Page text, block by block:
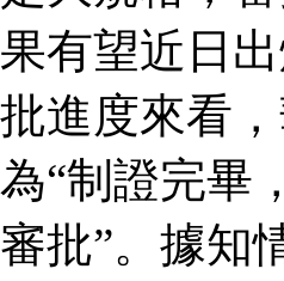
果有望近日
批進度來看
為“制證完畢
審批”。據知